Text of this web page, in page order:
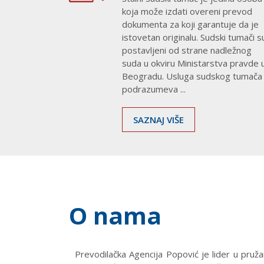
koja može izdati overeni prevod
dokumenta za koji garantuje da je
istovetan originalu. Sudski tumači
postavljeni od strane nadležnog
suda u okviru Ministarstva pravde
Beogradu. Usluga sudskog tumača
podrazumeva ...
SAZNAJ VIŠE
O nama
Prevodilačka Agencija Popović je lider u